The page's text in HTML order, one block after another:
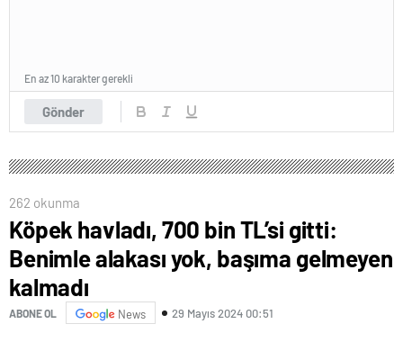
Gönder
En az 10 karakter gerekli
262 okunma
Köpek havladı, 700 bin TL’si gitti:
Benimle alakası yok, başıma gelmeyen
kalmadı
ABONE OL News 29 Mayıs 2024 00:51